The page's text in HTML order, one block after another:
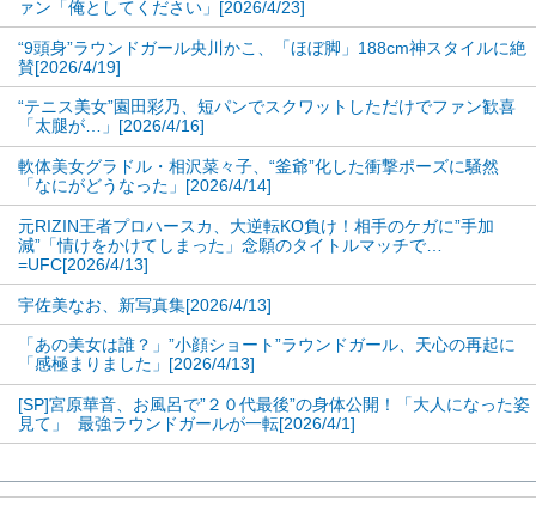
ァン「俺としてください」[2026/4/23]
“9頭身”ラウンドガール央川かこ、「ほぼ脚」188cm神スタイルに絶
賛[2026/4/19]
“テニス美女”園田彩乃、短パンでスクワットしただけでファン歓喜
「太腿が…」[2026/4/16]
軟体美女グラドル・相沢菜々子、“釜爺”化した衝撃ポーズに騒然
「なにがどうなった」[2026/4/14]
元RIZIN王者プロハースカ、大逆転KO負け！相手のケガに”手加
減”「情けをかけてしまった」念願のタイトルマッチで…
=UFC[2026/4/13]
宇佐美なお、新写真集[2026/4/13]
「あの美女は誰？」”小顔ショート”ラウンドガール、天心の再起に
「感極まりました」[2026/4/13]
[SP]宮原華音、お風呂で”２０代最後”の身体公開！「大人になった姿
見て」 最強ラウンドガールが一転[2026/4/1]